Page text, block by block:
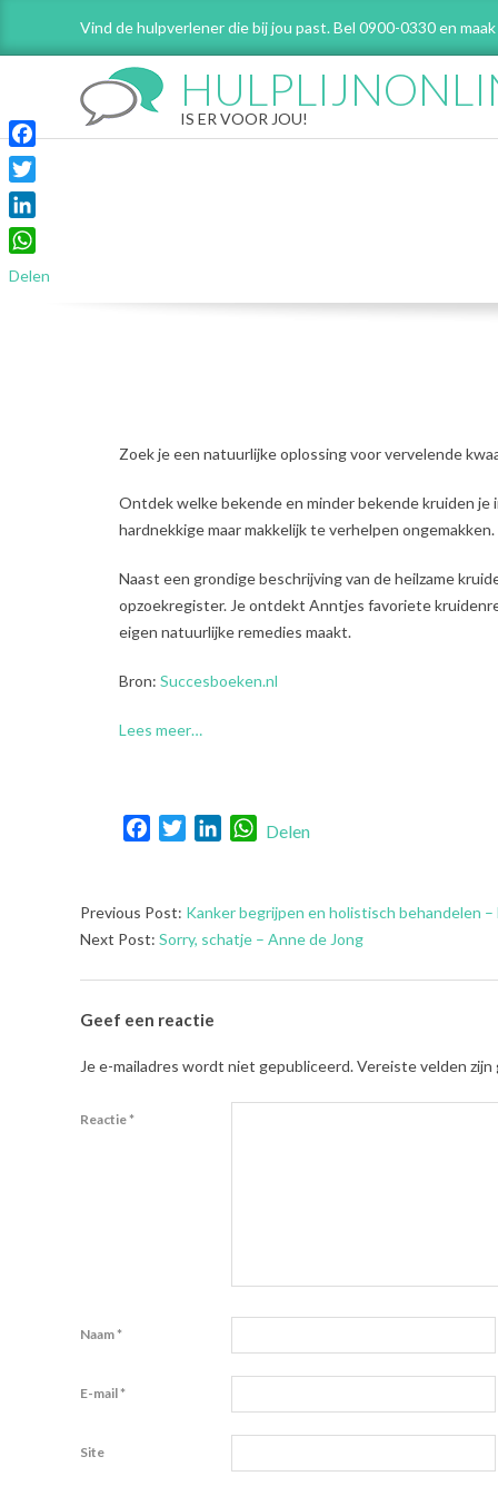
Vind de hulpverlener die bij jou past. Bel 0900-0330 en
IS ER VOOR JOU!
Zoek je een natuurlijke oplossing voor vervelende
Ontdek welke bekende en minder bekende kruiden
hardnekkige maar makkelijk te verhelpen ongemakken.
Naast een grondige beschrijving van de heilzame
opzoekregister. Je ontdekt Anntjes favoriete
eigen natuurlijke remedies maakt.
Bron: Succesboeken.nl
Lees meer…
FacebookTwitterLinkedInWhatsApp
Delen
2023-
06-
Previous Post: Kanker begrijpen en holistisch behandelen –
Next Post: Sorry, schatje – Anne de Jong
Geef een reactie
Je e-mailadres wordt niet gepubliceerd.Vereiste velden
Reactie*
Naam*
E-mail*
Site
Facebook
Twitter
LinkedIn
WhatsApp
Delen